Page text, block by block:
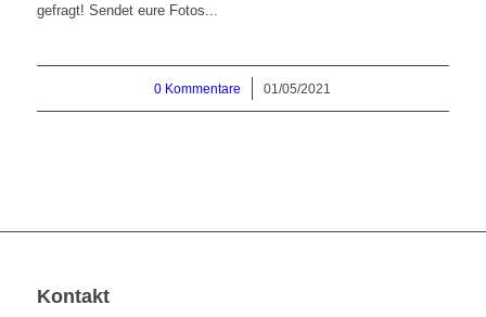
gefragt! Sendet eure Fotos...
0 Kommentare
/ 01/05/2021
Kontakt